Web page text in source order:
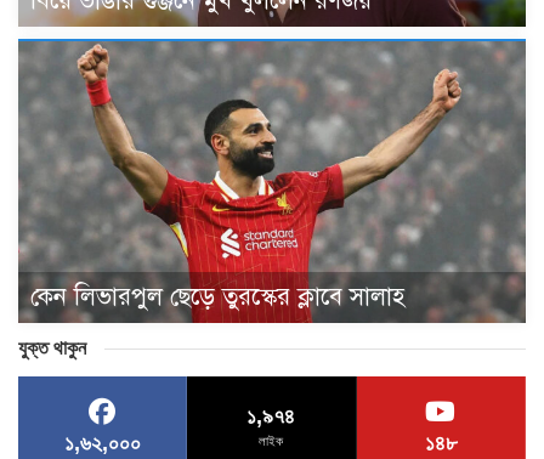
কেন লিভারপুল ছেড়ে তুরস্কের ক্লাবে সালাহ
যুক্ত থাকুন
১,৬২,০০০
১,৯৭৪
লাইক ১৪৮